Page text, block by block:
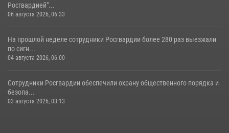
Росгвардией"...
06 августа 2026, 06:33
На прошлой неделе сотрудники Росгвардии более 280 раз выезжали
по сигн...
04 августа 2026, 06:00
Сотрудники Росгвардии обеспечили охрану общественного порядка и
безопа...
03 августа 2026, 03:13